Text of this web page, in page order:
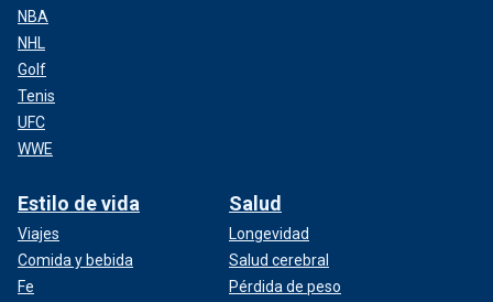
NBA
NHL
Golf
Tenis
UFC
WWE
Estilo de vida
Viajes
Comida y bebida
Fe
Salud
Longevidad
Salud cerebral
Pérdida de peso